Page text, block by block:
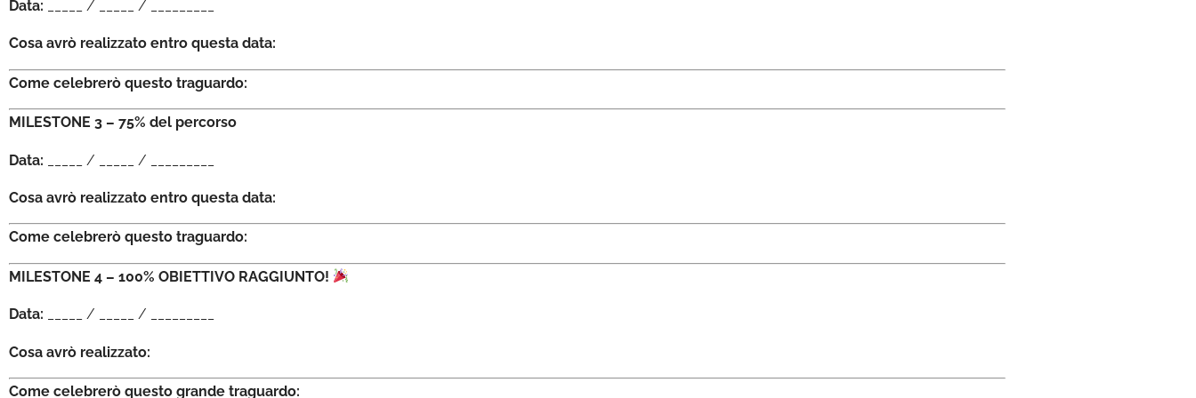
Data: _____ / _____ / _________
Cosa avrò realizzato entro questa data:
Come celebrerò questo traguardo:
MILESTONE 3 – 75% del percorso
Data: _____ / _____ / _________
Cosa avrò realizzato entro questa data:
Come celebrerò questo traguardo:
MILESTONE 4 – 100% OBIETTIVO RAGGIUNTO!
Data: _____ / _____ / _________
Cosa avrò realizzato:
Come celebrerò questo grande traguardo: